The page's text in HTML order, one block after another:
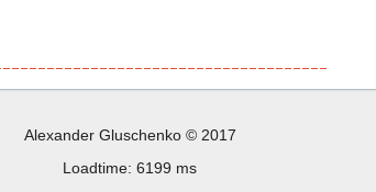
Alexander Gluschenko © 2017
Loadtime: 6199 ms